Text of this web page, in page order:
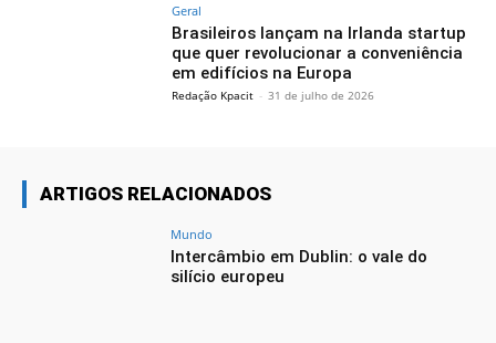
Geral
Brasileiros lançam na Irlanda startup
que quer revolucionar a conveniência
em edifícios na Europa
Redação Kpacit - 31 de julho de 2026
ARTIGOS RELACIONADOS
Mundo
Intercâmbio em Dublin: o vale do
silício europeu